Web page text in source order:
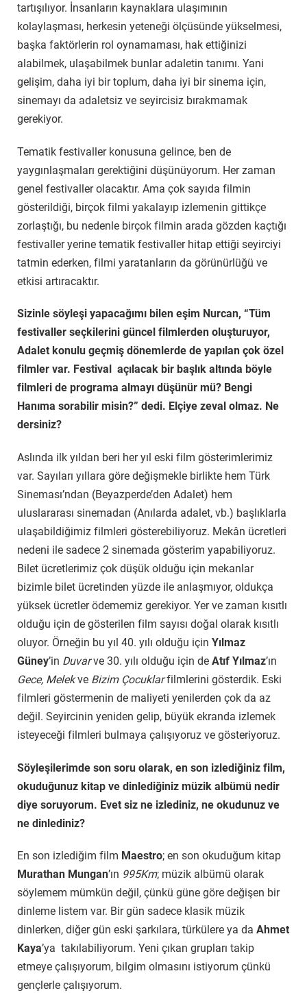
tartışılıyor. İnsanların kaynaklara ulaşımının
kolaylaşması, herkesin yeteneği ölçüsünde yükselmesi,
başka faktörlerin rol oynamaması, hak ettiğinizi
alabilmek, ulaşabilmek bunlar adaletin tanımı. Yani
gelişim, daha iyi bir toplum, daha iyi bir sinema için,
sinemayı da adaletsiz ve seyircisiz bırakmamak
gerekiyor.
Tematik festivaller konusuna gelince, ben de
yaygınlaşmaları gerektiğini düşünüyorum. Her zaman
genel festivaller olacaktır. Ama çok sayıda filmin
gösterildiği, birçok filmi yakalayıp izlemenin gittikçe
zorlaştığı, bu nedenle birçok filmin arada gözden kaçtığı
festivaller yerine tematik festivaller hitap ettiği seyirciyi
tatmin ederken, filmi yaratanların da görünürlüğü ve
etkisi artıracaktır.
Sizinle söyleşi yapacağımı bilen eşim Nurcan, “Tüm
festivaller seçkilerini güncel filmlerden oluşturuyor,
Adalet konulu geçmiş dönemlerde de yapılan çok özel
filmler var. Festival açılacak bir başlık altında böyle
filmleri de programa almayı düşünür mü? Bengi
Hanıma sorabilir misin?” dedi. Elçiye zeval olmaz. Ne
dersiniz?
Aslında ilk yıldan beri her yıl eski film gösterimlerimiz
var. Sayıları yıllara göre değişmekle birlikte hem Türk
Sineması’ndan (Beyazperde’den Adalet) hem
uluslararası sinemadan (Anılarda adalet, vb.) başlıklarla
ulaşabildiğimiz filmleri gösterebiliyoruz. Mekân ücretleri
nedeni ile sadece 2 sinemada gösterim yapabiliyoruz.
Bilet ücretlerimiz çok düşük olduğu için mekanlar
bizimle bilet ücretinden yüzde ile anlaşmıyor, oldukça
yüksek ücretler ödememiz gerekiyor. Yer ve zaman kısıtlı
olduğu için de gösterilen film sayısı doğal olarak kısıtlı
oluyor. Örneğin bu yıl 40. yılı olduğu için Yılmaz
Güney’in Duvarve 30. yılı olduğu için de Atıf Yılmaz’ın
Gece, Melekve Bizim Çocuklarfilmlerini gösterdik. Eski
filmleri göstermenin de maliyeti yenilerden çok da az
değil. Seyircinin yeniden gelip, büyük ekranda izlemek
isteyeceği filmleri bulmaya çalışıyoruz ve gösteriyoruz.
Söyleşilerimde son soru olarak, en son izlediğiniz film,
okuduğunuz kitap ve dinlediğiniz müzik albümü nedir
diye soruyorum. Evet siz ne izlediniz, ne okudunuz ve
ne dinlediniz?
En son izlediğim film Maestro; en son okuduğum kitap
Murathan Mungan’ın 995Km; müzik albümü olarak
söylemem mümkün değil, çünkü güne göre değişen bir
dinleme listem var. Bir gün sadece klasik müzik
dinlerken, diğer gün eski şarkılara, türkülere ya da Ahmet
Kaya’ya takılabiliyorum. Yeni çıkan grupları takip
etmeye çalışıyorum, bilgim olmasını istiyorum çünkü
gençlerle çalışıyorum.